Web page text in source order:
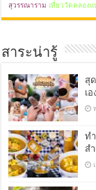
สุวรรณาราม เที่ยววัดคลองแ
สาระน่ารู้
สุ
เ
ท
ส